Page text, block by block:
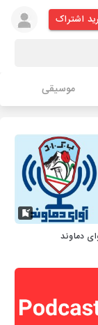
اشتراک
موسیقی
دماوند